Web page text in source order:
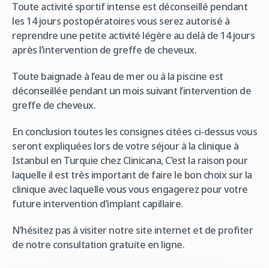
Toute activité sportif intense est déconseillé pendant
les 14 jours postopératoires vous serez autorisé à
reprendre une petite activité légère au delà de 14 jours
après l’intervention de greffe de cheveux.
Toute baignade à l’eau de mer ou à la piscine est
déconseillée pendant un mois suivant l’intervention de
greffe de cheveux.
En conclusion toutes les consignes citées ci-dessus vous
seront expliquées lors de votre séjour à la clinique à
Istanbul en Turquie chez Clinicana, C’est la raison pour
laquelle il est très important de faire le bon choix sur la
clinique avec laquelle vous vous engagerez pour votre
future intervention d’implant capillaire.
N’hésitez pas à visiter notre site internet et de profiter
de notre consultation gratuite en ligne.